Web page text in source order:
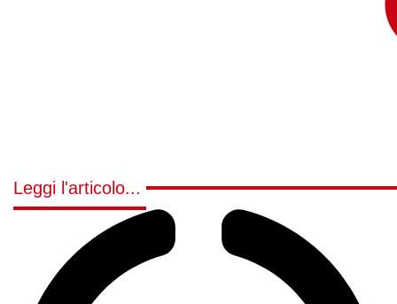
Leggi l'articolo...